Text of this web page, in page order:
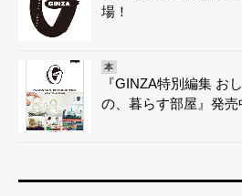
場！
本
『GINZA特別編集 お
の、暮らす部屋』発売